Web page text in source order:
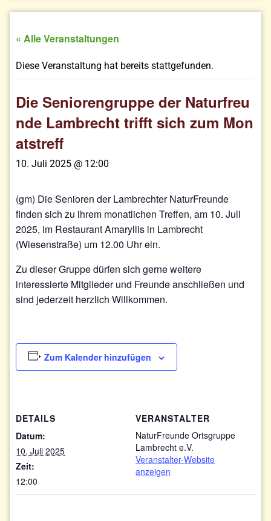
« Alle Veranstaltungen
Diese Veranstaltung hat bereits stattgefunden.
Die Seniorengruppe der Naturfreu
nde Lambrecht trifft sich zum Mon
atstreff
10. Juli 2025 @ 12:00
(gm) Die Senioren der Lambrechter NaturFreunde
finden sich zu ihrem monatlichen Treffen, am 10. Juli
2025, im Restaurant Amaryllis in Lambrecht
(Wiesenstraße) um 12.00 Uhr ein.
Zu dieser Gruppe dürfen sich gerne weitere
interessierte Mitglieder und Freunde anschließen und
sind jederzeit herzlich Willkommen.
Zum Kalender hinzufügen
DETAILS
Datum:
10. Juli 2025
Zeit:
12:00
VERANSTALTER
NaturFreunde Ortsgruppe
Lambrecht e.V.
Veranstalter-Website
anzeigen